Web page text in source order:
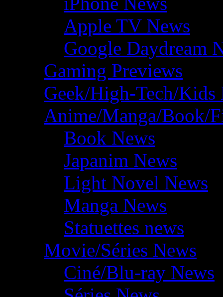
Apple TV News
Google Daydream
Gaming Previews
Geek/High-Tech/Kids
Anime/Manga/Book/
Book News
Japanim News
Light Novel News
Manga News
Statuettes news
Movie/Séries News
Ciné/Blu-ray News